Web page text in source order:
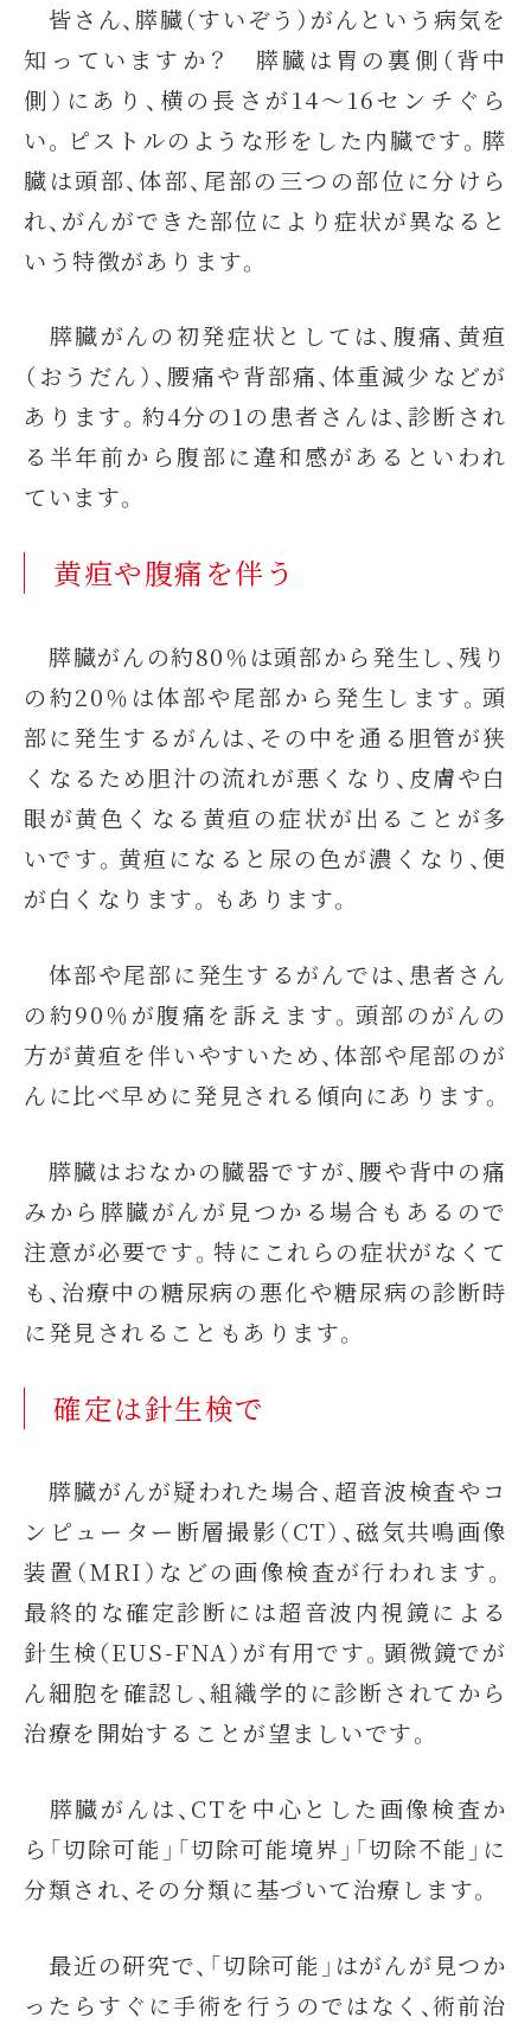
皆さん、膵臓（すいぞう）がんという病気を
知っていますか？ 膵臓は胃の裏側（背中
側）にあり、横の長さが14～16センチぐら
い。ピストルのような形をした内臓です。膵
臓は頭部、体部、尾部の三つの部位に分けら
れ、がんができた部位により症状が異なると
いう特徴があります。
膵臓がんの初発症状としては、腹痛、黄疸
（おうだん）、腰痛や背部痛、体重減少などが
あります。約4分の1の患者さんは、診断され
る半年前から腹部に違和感があるといわれ
ています。
黄疸や腹痛を伴う
膵臓がんの約80％は頭部から発生し、残り
の約20％は体部や尾部から発生します。頭
部に発生するがんは、その中を通る胆管が狭
くなるため胆汁の流れが悪くなり、皮膚や白
眼が黄色くなる黄疸の症状が出ることが多
いです。黄疸になると尿の色が濃くなり、便
が白くなります。もあります。
体部や尾部に発生するがんでは、患者さん
の約90％が腹痛を訴えます。頭部のがんの
方が黄疸を伴いやすいため、体部や尾部のが
んに比べ早めに発見される傾向にあります。
膵臓はおなかの臓器ですが、腰や背中の痛
みから膵臓がんが見つかる場合もあるので
注意が必要です。特にこれらの症状がなくて
も、治療中の糖尿病の悪化や糖尿病の診断時
に発見されることもあります。
確定は針生検で
膵臓がんが疑われた場合、超音波検査やコ
ンピューター断層撮影（CT）、磁気共鳴画像
装置（MRI）などの画像検査が行われます。
最終的な確定診断には超音波内視鏡による
針生検（EUS-FNA）が有用です。顕微鏡でが
ん細胞を確認し、組織学的に診断されてから
治療を開始することが望ましいです。
膵臓がんは、CTを中心とした画像検査か
ら「切除可能」「切除可能境界」「切除不能」に
分類され、その分類に基づいて治療します。
最近の研究で、「切除可能」はがんが見つか
ったらすぐに手術を行うのではなく、術前治